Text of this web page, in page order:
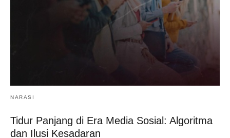
NARASI
Tidur Panjang di Era Media Sosial: Algoritma
dan Ilusi Kesadaran